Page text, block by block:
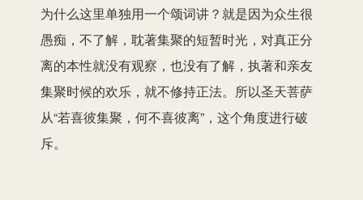
为什么这里单独用一个颂词讲？就是因为众生很
愚痴，不了解，耽著集聚的短暂时光，对真正分
离的本性就没有观察，也没有了解，执著和亲友
集聚时候的欢乐，就不修持正法。所以圣天菩萨
从“若喜彼集聚，何不喜彼离”，这个角度进行破
斥。